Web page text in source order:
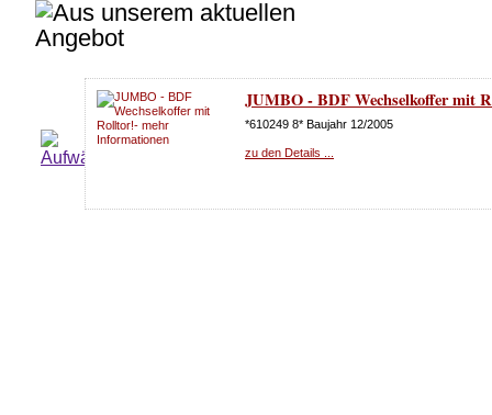
JUMBO - BDF Wechselkoffer mit
*610249 8* Baujahr 12/2005
zu den Details ...